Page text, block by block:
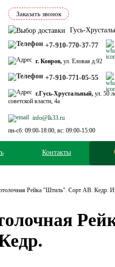
Заказать звонок
Гусь-
+7-910-770-37-77
г. Ковров, ул. Еловая д.92
+7-910-771-05-55
г.Гусь-Хрустальный, ул. 50
советской власти, 4а
info@lk33.ru
пн-сб: 09:00-18:00, вс: 09:00-15:00
Контакты
Рейка "Штиль". Сорт АВ. Кедр.